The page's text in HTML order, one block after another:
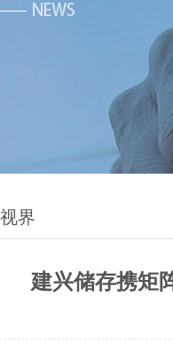
界
建兴储存携矩